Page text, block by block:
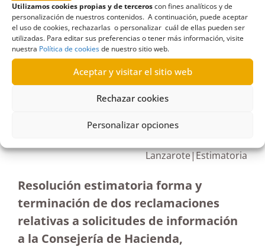
Utilizamos cookies propias y de terceroscon fines analíticos y de
personalización de nuestros contenidos. A continuación, puede aceptar
el uso de cookies, rechazarlas o personalizar cuál de ellas pueden ser
utilizadas. Para editar sus preferencias o tener más información, visite
nuestra Política de cookiesde nuestro sitio web.
Aceptar y visitar el sitio web
Rechazar cookies
Personalizar opciones
R107_108/2023
Hacienda y Consejería de Administraciones
Lanzarote|Estimatoria
Resolución estimatoria forma y
terminación de dos reclamaciones
relativas a solicitudes de información
a la Consejería de Hacienda,